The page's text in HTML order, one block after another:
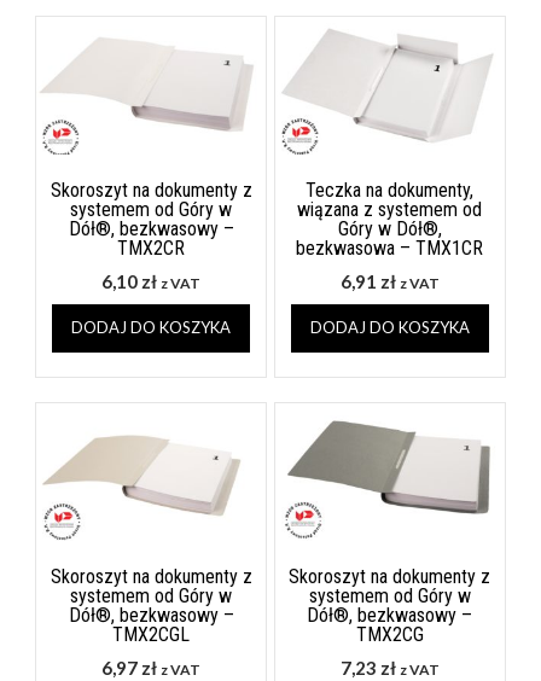
od
niskiej
wysokiej
Skoroszyt na dokumenty z
systemem od Góry w
Dół®, bezkwasowy –
TMX2CR
6,10 zł z VAT
DODAJ DO KOSZYKA
Teczka na dokumenty,
wiązana z systemem od
Góry w Dół®,
bezkwasowa – TMX1CR
6,91 zł z VAT
DODAJ DO KOSZYKA
Skoroszyt na dokumenty z
systemem od Góry w
Dół®, bezkwasowy –
TMX2CGL
6,97 zł z VAT
Skoroszyt na dokumenty z
systemem od Góry w
Dół®, bezkwasowy –
TMX2CG
7,23 zł z VAT